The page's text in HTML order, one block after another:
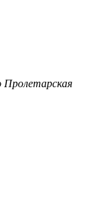
Пролетарская